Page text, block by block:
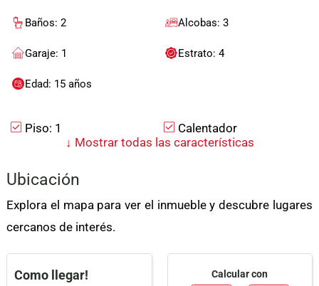
Baños: 2 Alcobas: 3
Garaje: 1 Estrato: 4
Edad: 15 años
Piso: 1
Calentador
Acceso Pavimentado
Agua
Electricidad
Parqueadero Visitantes
Zona Residencial
↓ Mostrar todas las características
Ubicación
Explora el mapa para ver el inmueble y descubre lugares
cercanos de interés.
Como llegar!
Calcular con